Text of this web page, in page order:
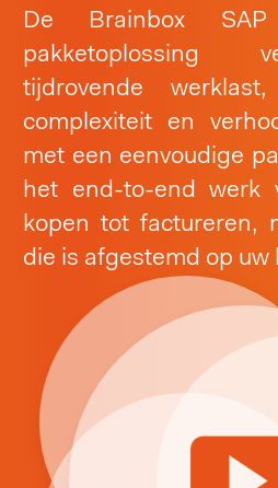
De Brainbox
pakketoplossing
tijdrovende
complexiteit en
met een eenvoudige
het end-to-end werk
kopen tot factureren,
die is afgestemd op uw